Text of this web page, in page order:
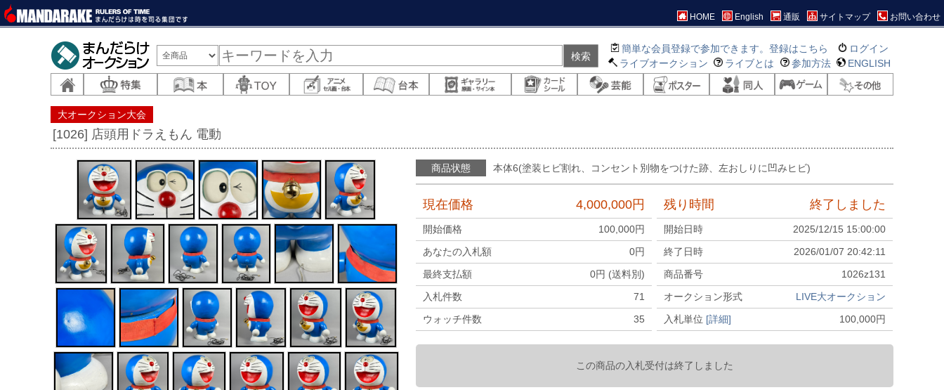
HOME English 通販 サイトマップ お問い合わせ
簡単な会員登録で参加できます。登録はこちら
ログイン
ライブオークション
ライブとは 参加方法 ENGLISH
大オークション大会
[1026] 店頭用ドラえもん 電動
商品状態 本体6(塗装ヒビ割れ、コンセント別物をつけた跡、左おしりに凹みヒビ)
現在価格 4,000,000円
開始価格 100,000円
あなたの入札額
0円
最終支払額
0円 (送料別)
入札件数
71
ウォッチ件数
35
残り時間 終了しました
開始日時
2025/12/15 15:00:00
終了日時
2026/01/07 20:42:11
商品番号
1026z131
オークション形式
LIVE大オークション
入札単位 [詳細] 100,000円
この商品の入札受付は終了しました